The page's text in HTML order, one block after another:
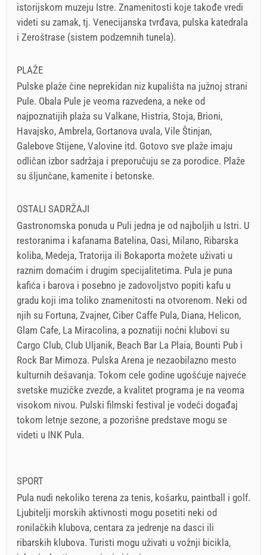
istorijskom muzeju Istre. Znamenitosti koje takođe vredi
videti su zamak, tj. Venecijanska tvrđava, pulska katedrala
i Zeroštrase (sistem podzemnih tunela).
PLAŽE
Pulske plaže čine neprekidan niz kupališta na južnoj strani
Pule. Obala Pule je veoma razvedena, a neke od
najpoznatijih plaža su Valkane, Histria, Stoja, Brioni,
Havajsko, Ambrela, Gortanova uvala, Vile Štinjan,
Galebove Stijene, Valovine itd. Gotovo sve plaže imaju
odličan izbor sadržaja i preporučuju se za porodice. Plaže
su šljunčane, kamenite i betonske.
OSTALI SADRŽAJI
Gastronomska ponuda u Puli jedna je od najboljih u Istri. U
restoranima i kafanama Batelina, Oasi, Milano, Ribarska
koliba, Medeja, Tratorija ili Bokaporta možete uživati u
raznim domaćim i drugim specijalitetima. Pula je puna
kafića i barova i posebno je zadovoljstvo popiti kafu u
gradu koji ima toliko znamenitosti na otvorenom. Neki od
njih su Fortuna, Zvajner, Ciber Caffe Pula, Diana, Helicon,
Glam Cafe, La Miracolina, a poznatiji noćni klubovi su
Cargo Club, Club Uljanik, Beach Bar La Plaia, Bounti Pub i
Rock Bar Mimoza. Pulska Arena je nezaobilazno mesto
kulturnih dešavanja. Tokom cele godine ugošćuje najveće
svetske muzičke zvezde, a kvalitet programa je na veoma
visokom nivou. Pulski filmski festival je vodeći događaj
tokom letnje sezone, a pozorišne predstave mogu se
videti u INK Pula.
SPORT
Pula nudi nekoliko terena za tenis, košarku, paintball i golf.
Ljubitelji morskih aktivnosti mogu posetiti neki od
ronilačkih klubova, centara za jedrenje na dasci ili
ribarskih klubova. Turisti mogu uživati u vožnji bicikla,